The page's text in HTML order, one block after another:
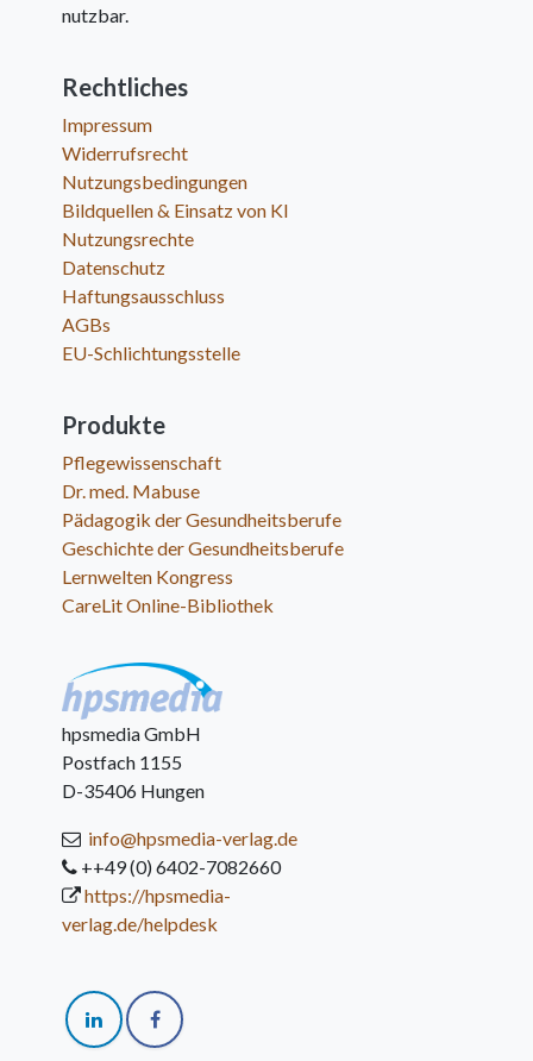
nutzbar.
Rechtliches
Impressum
Widerrufsrecht
Nutzungsbedingungen
Bildquellen & Einsatz von KI
Nutzungsrechte
Datenschutz
Haftungsausschluss
AGBs
EU-Schlichtungsstelle
Produkte
Pflegewissenschaft
Dr. med. Mabuse
Pädagogik der Gesundheitsberufe
Geschichte der Gesundheitsberufe
Lernwelten Kongress
CareLit Online-Bibliothek
hpsmedia GmbH
Postfach 1155
D-35406 Hungen
info@hpsmedia-verlag.de
++49 (0) 6402-7082660
https://hpsmedia-
verlag.de/helpdesk